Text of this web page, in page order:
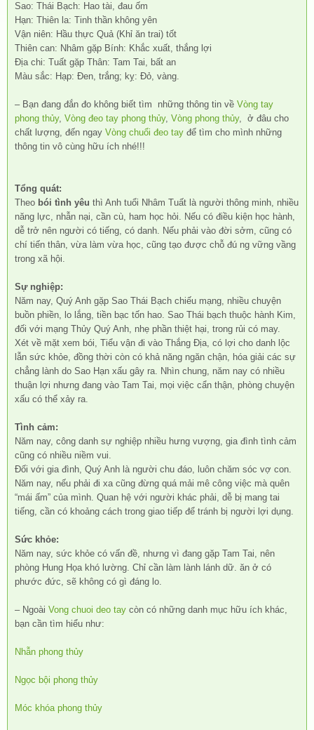
Sao: Thái Bạch: Hao tài, đau ốm
Hạn: Thiên la: Tinh thần không yên
Vận niên: Hầu thực Quả (Khỉ ăn trai) tốt
Thiên can: Nhâm gặp Bính: Khắc xuất, thắng lợi
Địa chi: Tuất gặp Thân: Tam Tai, bất an
Màu sắc: Hạp: Đen, trắng; kỵ: Đỏ, vàng.
– Bạn đang đắn đo không biết tìm những thông tin về Vòng tay
phong thủy, Vòng đeo tay phong thủy, Vòng phong thủy, ở đâu cho
chất lượng, đến ngay Vòng chuổi đeo tay để tìm cho mình những
thông tin vô cùng hữu ích nhé!!!
Tổng quát:
Theo bói tình yêu thì Anh tuổi Nhâm Tuất là người thông minh, nhiều
năng lực, nhẫn nại, cần cù, ham học hỏi. Nếu có điều kiện học hành,
dễ trở nên người có tiếng, có danh. Nếu phải vào đời sởm, cũng có
chí tiến thân, vừa làm vừa học, cũng tạo được chỗ đú ng vững vầng
trong xã hội.
Sự nghiệp:
Năm nay, Quý Anh gặp Sao Thái Bạch chiếu mạng, nhiều chuyện
buồn phiền, lo lắng, tiền bạc tốn hao. Sao Thái bạch thuộc hành Kim,
đối với mạng Thủy Quý Anh, nhẹ phần thiệt hại, trong rủi có may.
Xét về mặt xem bói, Tiểu vận đi vào Thắng Địa, có lợi cho danh lộc
lẫn sức khỏe, đồng thời còn có khả năng ngăn chận, hóa giải các sự
chẳng lành do Sao Hạn xấu gây ra. Nhìn chung, năm nay có nhiều
thuận lợi nhưng đang vào Tam Tai, mọi việc cẩn thận, phòng chuyện
xấu có thể xảy ra.
Tình cảm:
Năm nay, công danh sự nghiệp nhiều hưng vượng, gia đình tình cảm
cũng có nhiều niềm vui.
Đối với gia đình, Quý Anh là người chu đáo, luôn chăm sóc vợ con.
Năm nay, nếu phải đi xa cũng đừng quá mải mê công việc mà quên
“mái ấm” của mình. Quan hệ với người khác phải, dễ bị mang tai
tiếng, cần có khoảng cách trong giao tiếp để tránh bị người lợi dụng.
Sức khỏe:
Năm nay, sức khỏe có vấn đề, nhưng vì đang gặp Tam Tai, nên
phòng Hung Họa khó lường. Chỉ cần làm lành lánh dữ. ăn ở có
phước đức, sẽ không có gì đáng lo.
– Ngoài Vong chuoi deo tay còn có những danh mục hữu ích khác,
bạn cần tìm hiểu như:
Nhẫn phong thủy
Ngọc bội phong thủy
Móc khóa phong thủy